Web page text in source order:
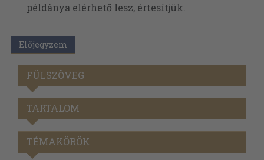
példánya elérhető lesz, értesítjük.
Előjegyzem
FÜLSZÖVEG
TARTALOM
TÉMAKÖRÖK